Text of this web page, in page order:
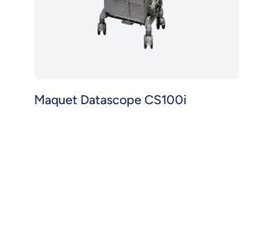
Maquet Datascope CS100i